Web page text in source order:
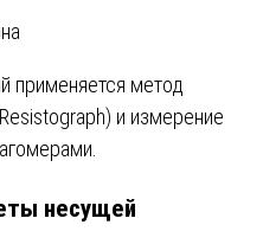
применяется метод
и измерение
несущей